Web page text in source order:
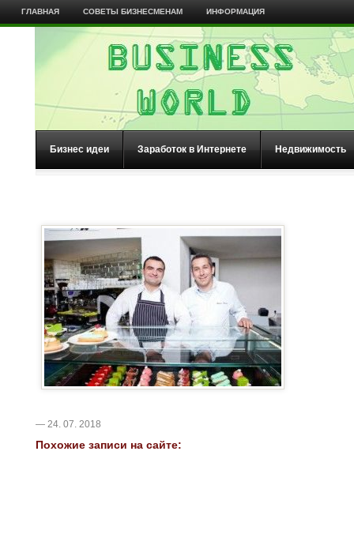
ГЛАВНАЯ СОВЕТЫ БИЗНЕСМЕНАМ ИНФОРМАЦИЯ
Бизнес идеи Заработок в Интернете Недвижимость
— 24. 07. 2018
Похожие записи на сайте: